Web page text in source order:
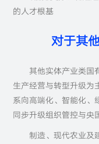
的人才根基
对于其
其他实体产业类国
生产经营与转型升级为
系向高端化、智能化、
同步升级组织管控与央
制造、现代农业及